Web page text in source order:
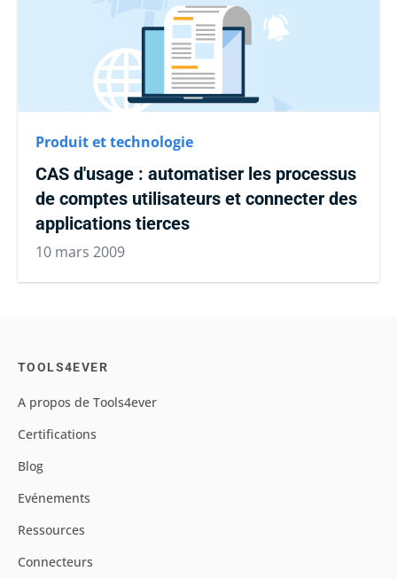
Produit et technologie
CAS d'usage : automatiser les processus
de comptes utilisateurs et connecter des
applications tierces
10 mars 2009
TOOLS4EVER
A propos de Tools4ever
Certifications
Blog
Evénements
Ressources
Connecteurs